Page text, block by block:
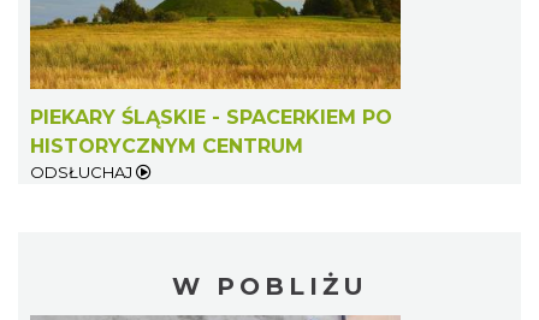
PIEKARY ŚLĄSKIE - SPACERKIEM PO
HISTORYCZNYM CENTRUM
ODSŁUCHAJ
W POBLIŻU